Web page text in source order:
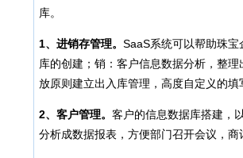
库。
1、进销存管理。 SaaS系统可以帮助珠
库的创建；销：客户信息数据分析，整
放原则建立出入库管理，高度自定义的填
2、客户管理。 客户的信息数据库搭建，
分析成数据报表，方便部门召开会议，商